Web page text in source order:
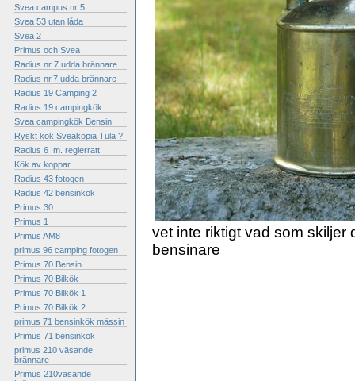
Svea campus nr 5
Svea 53 utan låda
Svea 2
Primus och Svea
Radius nr 7 udda brännare
Radius nr.7 udda brännare
Radius 19 Camping 2
Radius 19 campingkök
Svea campingkök Bensin
Ryskt kök Sveakopia Tula ?
Radius 6 .m. reglerratt
Kök av koppar
Radius 43 fotogen
Radius 42 bensinkök
Primus 30
Primus 1
Primus AM8
primus 96 camping fotogen
Primus 70 Bensin
Primus 70 Bilkök
Primus 70 Bilkök 1
Primus 70 Bilkök 2
primus 71 bensinkök mässin
Primus 71 bensinkök
primus 210 väsande
brännare
Primus 210väsande
vet inte riktigt vad som skiljer
bensinare